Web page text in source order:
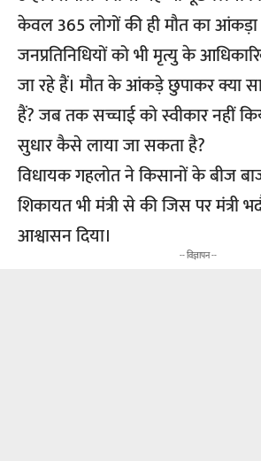
केवल 365 लोगों की ही मौत का आंकड़ा
जनप्रतिनिधियों को भी मृत्यु के
जा रहे हैं। मौत के आंकड़े छुपाकर क्या
हैं? जब तक सच्चाई को स्वीकार नहीं
सुधार कैसे लाया जा सकता है?
विधायक गहलोत ने किसानों के बीज
शिकायत भी मंत्री से की जिस पर मंत्री
आश्वासन दिया।
-- विज्ञापन --